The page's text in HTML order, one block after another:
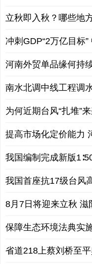
立秋即入秋？哪些地
冲刺GDP“2万亿目标
河南外贸单品缘何持
南水北调中线工程调
为何近期台风“扎堆”
提高市场化定价能力
我国编制完成新版
我国首座抗17级台风
8月7日将迎来立秋
保障生态环境法典实
省道218上蔡刘桥至